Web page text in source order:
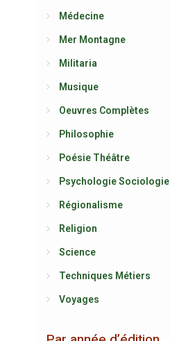
Médecine
Mer Montagne
Militaria
Musique
Oeuvres Complètes
Philosophie
Poésie Théâtre
Psychologie Sociologie
Régionalisme
Religion
Science
Techniques Métiers
Voyages